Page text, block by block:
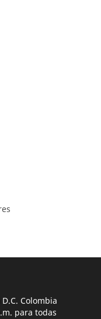
Colombia
para todas